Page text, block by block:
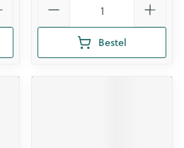
Bestel